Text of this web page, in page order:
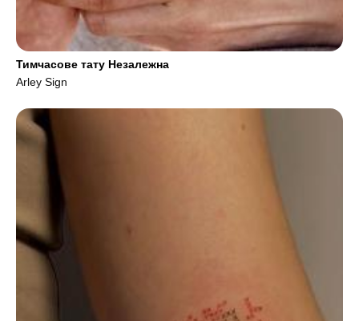
Тимчасове тату Незалежна
Arley Sign